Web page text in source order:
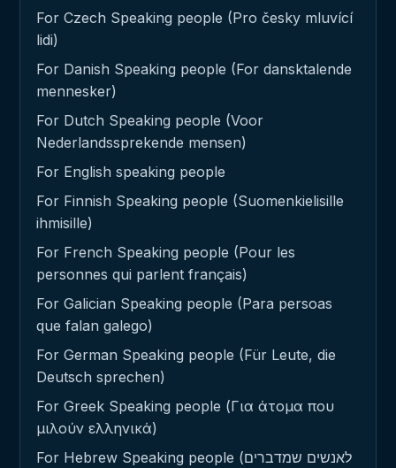
For Czech Speaking people (Pro česky mluvící
lidi)
For Danish Speaking people (For dansktalende
mennesker)
For Dutch Speaking people (Voor
Nederlandssprekende mensen)
For English speaking people
For Finnish Speaking people (Suomenkielisille
ihmisille)
For French Speaking people (Pour les
personnes qui parlent français)
For Galician Speaking people (Para persoas
que falan galego)
For German Speaking people (Für Leute, die
Deutsch sprechen)
For Greek Speaking people (Για άτομα που
μιλούν ελληνικά)
For Hebrew Speaking people (לאנשים שמדברים